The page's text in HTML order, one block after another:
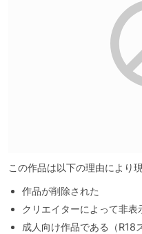
この作品は以下の理由により
作品が削除された
クリエイターによって非表
成人向け作品である（R18